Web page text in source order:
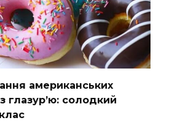
американських
глазур’ю: солодкий